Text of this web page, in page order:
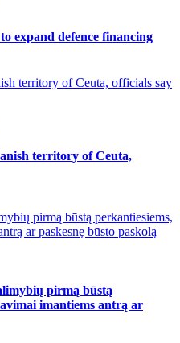
expand defence financing
territory of Ceuta, officials say
territory of Ceuta,
pirmą būstą perkantiesiems,
ar paskesnę būsto paskolą
pirmą būstą
imantiems antrą ar